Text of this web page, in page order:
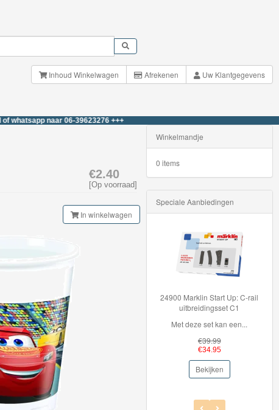
Inhoud Winkelwagen Afrekenen
Uw Klantgegevens
naar 06-39623276 +++
€2.40
[Op voorraad]
In winkelwagen
Winkelmandje
0 items
Speciale Aanbiedingen
24900 Marklin Start Up: C-rail
uitbreidingsset C1
Met deze set kan een...
Hot
Hot